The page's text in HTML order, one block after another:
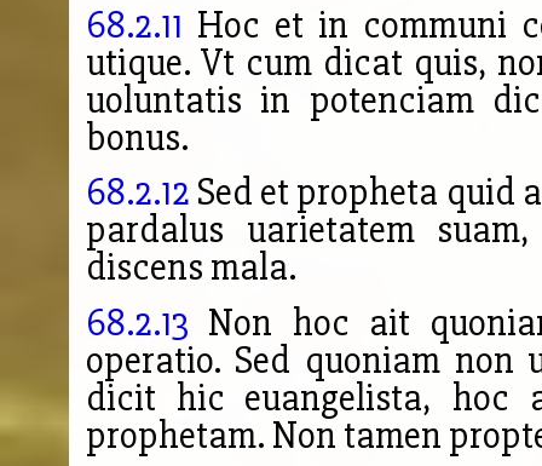
68.2.11 Hoc et in communi
utique. Vt cum dicat quis,
uoluntatis in potenciam
bonus.
68.2.12 Sed et propheta quid
pardalus uarietatem
discens mala.
68.2.13 Non hoc ait
operatio. Sed quoniam non
dicit hic euangelista, hoc
prophetam. Non tamen